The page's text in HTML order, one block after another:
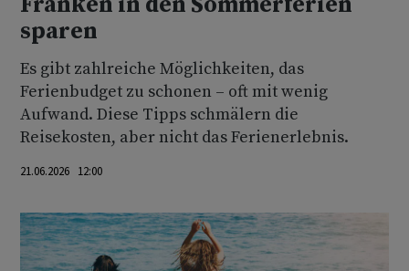
sparen
Es gibt zahlreiche Möglichkeiten, das
Ferienbudget zu schonen – oft mit wenig
Aufwand. Diese Tipps schmälern die
Reisekosten, aber nicht das Ferienerlebnis.
21.06.2026 12:00